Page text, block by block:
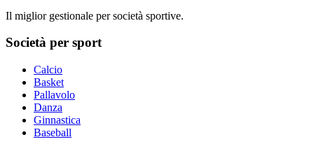
Il miglior gestionale per società sportive.
Società per sport
Calcio
Basket
Pallavolo
Danza
Ginnastica
Baseball